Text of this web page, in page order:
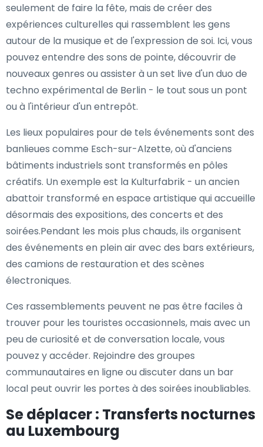
seulement de faire la fête, mais de créer des
expériences culturelles qui rassemblent les gens
autour de la musique et de l'expression de soi. Ici, vous
pouvez entendre des sons de pointe, découvrir de
nouveaux genres ou assister à un set live d'un duo de
techno expérimental de Berlin - le tout sous un pont
ou à l'intérieur d'un entrepôt.
Les lieux populaires pour de tels événements sont des
banlieues comme Esch-sur-Alzette, où d'anciens
bâtiments industriels sont transformés en pôles
créatifs. Un exemple est la Kulturfabrik - un ancien
abattoir transformé en espace artistique qui accueille
désormais des expositions, des concerts et des
soirées.Pendant les mois plus chauds, ils organisent
des événements en plein air avec des bars extérieurs,
des camions de restauration et des scènes
électroniques.
Ces rassemblements peuvent ne pas être faciles à
trouver pour les touristes occasionnels, mais avec un
peu de curiosité et de conversation locale, vous
pouvez y accéder. Rejoindre des groupes
communautaires en ligne ou discuter dans un bar
local peut ouvrir les portes à des soirées inoubliables.
Se déplacer : Transferts nocturnes
au Luxembourg